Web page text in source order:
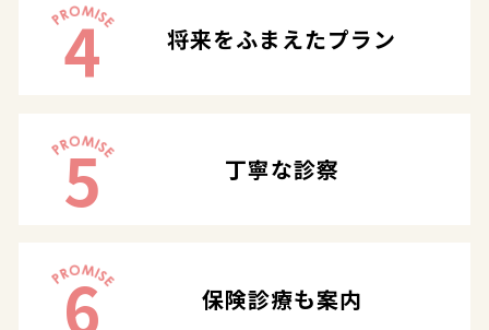
4 将来をふまえたプラン
5 丁寧な診察
6 保険診療も案内